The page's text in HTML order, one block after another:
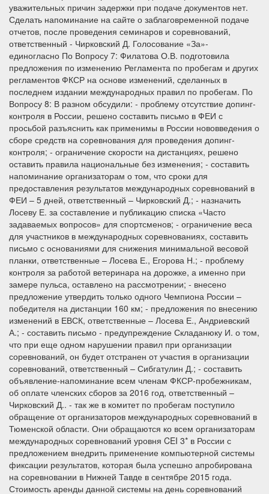
уважительных причин задержки при подаче документов нет.
Сделать напоминание на сайте о заблаговременной подаче
отчетов, после проведения семинаров и соревнований,
ответственный - Чирковский Д. Голосование «За»-
единогласно По Вопросу 7: Филатова О.В. подготовила
предложения по изменению Регламента по пробегам и других
регламентов ФКСР на основе изменений, сделанных в
последнем издании международных правил по пробегам. По
Вопросу 8: В разном обсудили: - проблему отсутствие допинг-
контроля в России, решено составить письмо в ФЕИ с
просьбой разъяснить как применимы в России нововведения о
сборе средств на соревнования для проведения допинг-
контроля; - ограничение скорости на дистанциях, решено
оставить правила национальные без изменения; - составить
напоминание организаторам о том, что сроки для
предоставления результатов международных соревнований в
ФЕИ – 5 дней, ответственный – Чирковский Д.; - назначить
Лосеву Е. за составление и публикацию списка «Часто
задаваемых вопросов» для спортсменов; - ограничение веса
для участников в международных соревнованиях, составить
письмо с основаниями для снижения минимальной весовой
планки, ответственные – Лосева Е., Егорова Н.; - проблему
контроля за работой ветеринара на дорожке, а именно при
замере пульса, оставлено на рассмотрении; - внесено
предложение утвердить только одного Чемпиона России –
победителя на дистанции 160 км; - предложения по внесению
изменений в ЕВСК, ответственные – Лосева Е., Андриевский
А.; - составить письмо - предупреждение Складанюку И. о том,
что при еще одном нарушении правил при организации
соревнований, он будет отстранен от участия в организации
соревнований, ответственный – Сибгатулин Д.; - составить
объявление-напоминание всем членам ФКСР-пробежникам,
об оплате членских сборов за 2016 год, ответственный –
Чирковский Д.. - так же в комитет по пробегам поступило
обращение от организаторов международных соревнований в
Тюменской области. Они обращаются ко всем организаторам
международных соревнований уровня CEI 3* в России с
предложением внедрить применение компьютерной системы
фиксации результатов, которая была успешно апробирована
на соревновании в Нижней Тавде в сентябре 2015 года.
Стоимость аренды данной системы на день соревнований